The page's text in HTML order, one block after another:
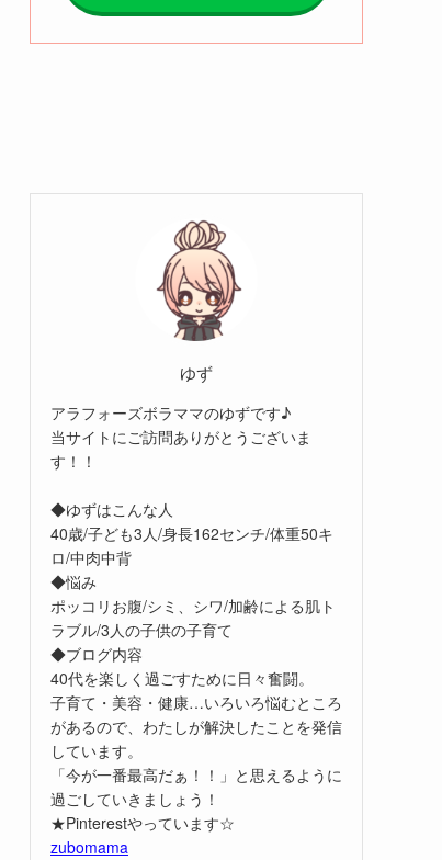
ゆず
アラフォーズボラママのゆずです♪
当サイトにご訪問ありがとうございま
す！！
◆ゆずはこんな人
40歳/子ども3人/身長162センチ/体重50キ
ロ/中肉中背
◆悩み
ポッコリお腹/シミ、シワ/加齢による肌ト
ラブル/3人の子供の子育て
◆ブログ内容
40代を楽しく過ごすために日々奮闘。
子育て・美容・健康…いろいろ悩むところ
があるので、わたしが解決したことを発信
しています。
「今が一番最高だぁ！！」と思えるように
過ごしていきましょう！
★Pinterestやっています☆
zubomama